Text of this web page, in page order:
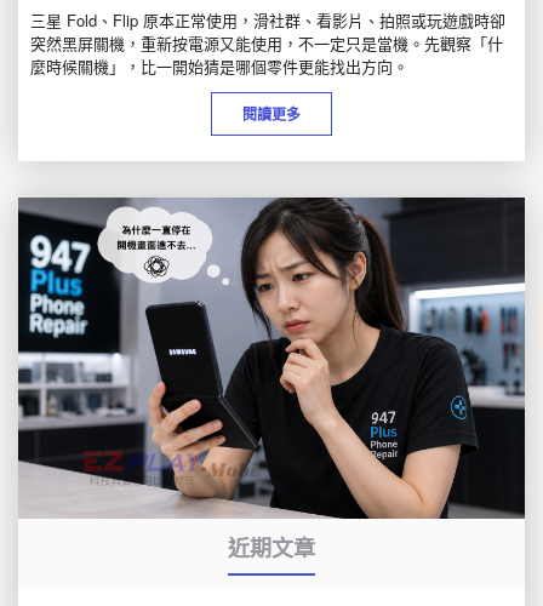
三星 Fold、Flip 原本正常使用，滑社群、看影片、拍照或玩遊戲時卻
突然黑屏關機，重新按電源又能使用，不一定只是當機。先觀察「什
麼時候關機」，比一開始猜是哪個零件更能找出方向。
閱讀更多
近期文章